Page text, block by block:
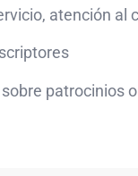
atención al
patrocinios